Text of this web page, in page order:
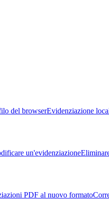
del browserEvidenziazione
un'evidenziazione
PDF al nuovo formato